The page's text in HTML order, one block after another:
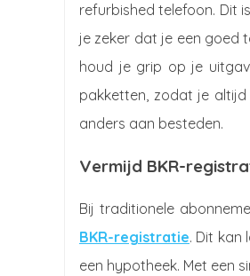
refurbished telefoon. Dit
je zeker dat je een goed
houd je grip op je
pakketten, zodat je
anders aan besteden.
Vermijd BKR-
Bij traditionele
BKR-registratie. Dit kan
een hypotheek. Met een